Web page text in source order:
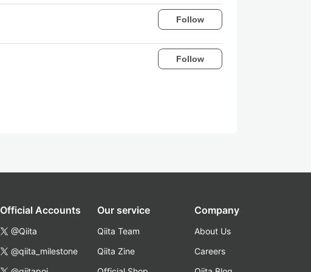
Follow
Follow
Official Accounts
@Qiita
@qiita_milestone
Our service
Qiita Team
Qiita Zine
Company
About Us
Careers